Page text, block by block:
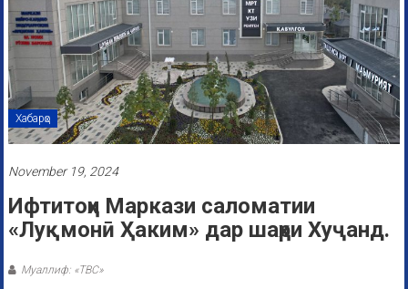
Хабарҳо
November 19, 2024
Ифтитоҳи Маркази саломатии
«Луқмонӣ Ҳаким» дар шаҳри Хуҷанд.
Муаллиф: «ТВС»